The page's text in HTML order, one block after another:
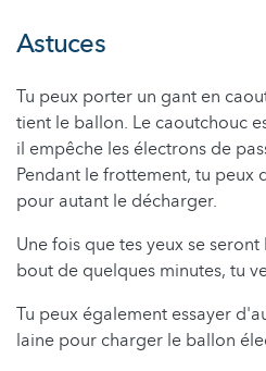
Astuces
Tu peux porter un gant en
tient le ballon. Le caoutchouc
il empêche les électrons de
Pendant le frottement, tu peux
pour autant le décharger.
Une fois que tes yeux se
bout de quelques minutes, tu
Tu peux également essayer
laine pour charger le ballon